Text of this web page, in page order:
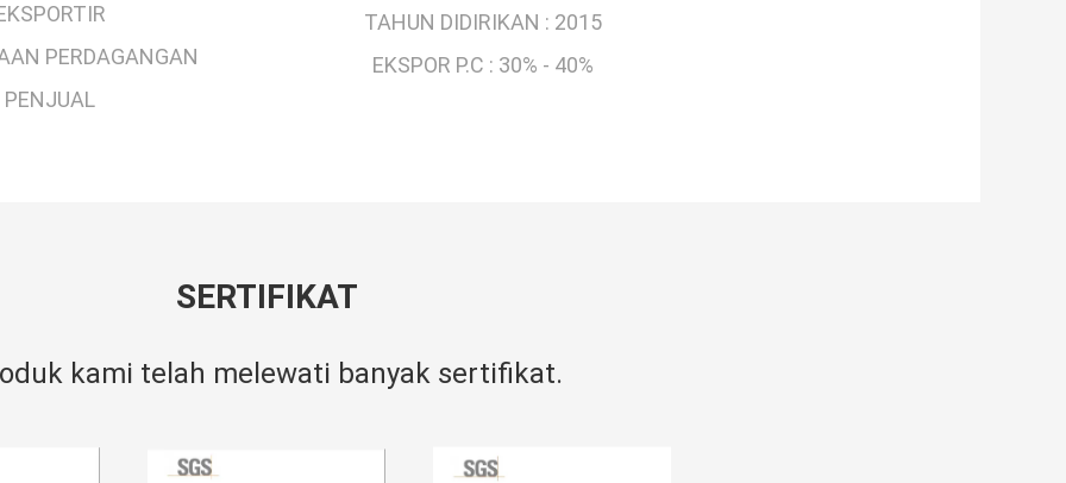
PERDAGANGAN
PENJUAL
TAHUN DIDIRIKAN : 2015
EKSPOR P.C : 30% - 40%
SERTIFIKAT
kami telah melewati banyak sertifikat.